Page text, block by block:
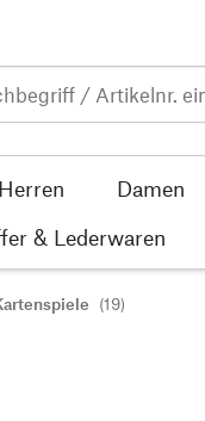
Herren Damen
& Lederwaren
(19)